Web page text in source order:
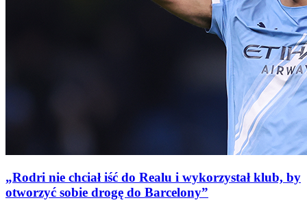
„Rodri nie chciał iść do Realu i wykorzystał klub, by
otworzyć sobie drogę do Barcelony”